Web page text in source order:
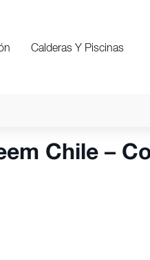
Calderas Y Piscinas
Chile –